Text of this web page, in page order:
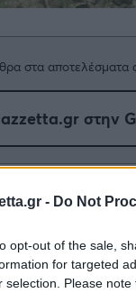
- Do Not
opt-out of the sale,
for targeted
selection. Please
στα αποτελέσματα
στην
και τις